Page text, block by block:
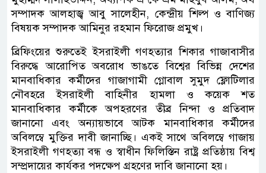
সম্পাদক আলহাজ্ব আবু সালেহীন, কেন্দ্রীয় শিল্প ও বাণিজ্য
বিষয়ক সম্পাদক আমিনুর রহমান ফিরোজ প্রমুখ।
ব্রিফিংয়ের শুরুতেই ইসরাইলী গণহত্যার শিকার গাজাবাসীর
বিরুদ্ধে আরোপিত অবরোধ ভাঙতে বিশ্বের বিভিন্ন দেশের
মানবাধিকার কর্মীদের গাজাগামী গ্লোবাল সুমুদ ফ্লোটিলার
নৌবহরে ইসরাইলী বাহিনীর হামলা ও কয়েক শত
মানবাধিকার কর্মীকে অপহরণের তীব্র নিন্দা ও প্রতিবাদ
জানানো এবং অন্যায়ভাবে আটক মানবাধিকার কর্মীদের
অবিলম্বে মুক্তির দাবী জানাচ্ছি। একই সাথে অবিলম্বে গাজায়
ইসরাইলী গণহত্যা বন্ধ ও স্বাধীন ফিলিস্তিন রাষ্ট্র প্রতিষ্ঠায় বিশ্ব
সম্প্রদায়ের কার্যকর পদক্ষেপ গ্রহণের দাবি জানানো হয়।